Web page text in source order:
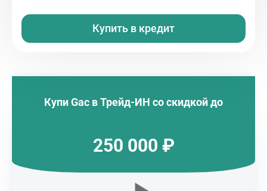
Купить в кредит
КупиGac в Трейд-ИН со скидкой до
250 000 ₽